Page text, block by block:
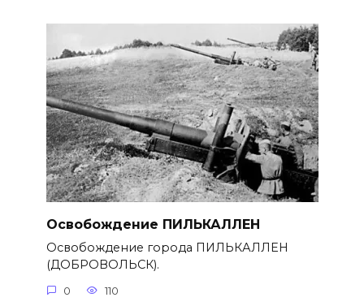
Освобождение ПИЛЬКАЛЛЕН
Освобождение города ПИЛЬКАЛЛЕН
(ДОБРОВОЛЬСК).
0 110